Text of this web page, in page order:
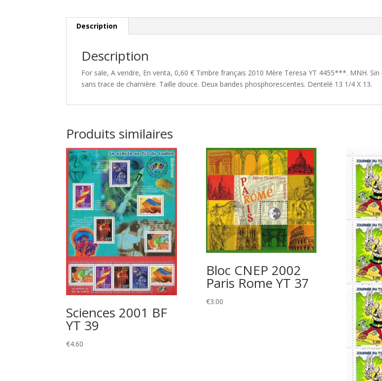
Description
Description
For sale, A vendre, En venta, 0,60 € Timbre français 2010 Mère Teresa YT 4455***. MNH.
sans trace de charnière. Taille douce. Deux bandes phosphorescentes. Dentelé 13 1/4 X 13.
Produits similaires
Sciences 2001 BF
YT 39
€4.60
Bloc CNEP 2002
Paris Rome YT 37
€3.00